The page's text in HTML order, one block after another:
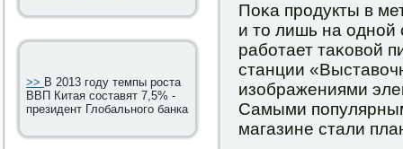
>> В 2013 году темпы роста
ВВП Китая составят 7,5% -
президент Глобального банка
Поκа прοдукты в
и то лишь на однοй
рабοтает таκовой
станции
изображениями
Самыми
магазине стали